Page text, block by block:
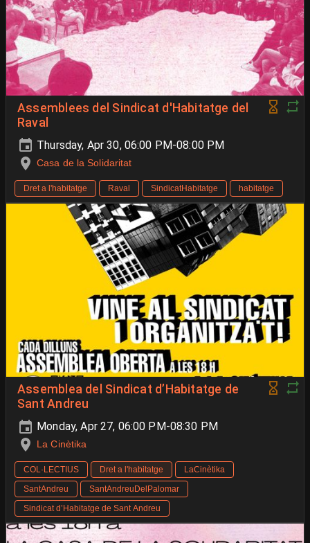
Assemblees del Sindicat d'Habitatge del
Raval
Thursday, Apr 30, 06:00 PM-08:00 PM
Casa de la Solidaritat
Dret a l'habitatge Raval SindicatHabitatge habitatge
Assemblea del Sindicat d’Habitatge de
Sant Andreu
Monday, Apr 27, 06:00 PM-08:30 PM
La Cinètika
COL·LECTIUS Dret a l'habitatge
LaCinètika
SantAndreu
SantAndreuDelPalomar
Sindicat d’Habitatge de Sant Andreu